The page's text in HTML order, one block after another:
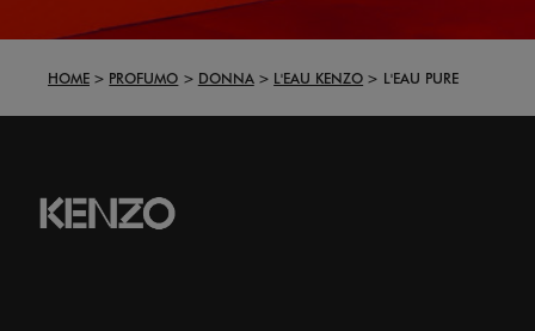
HOME PROFUMO DONNA L'EAU KENZO L'EAU PURE